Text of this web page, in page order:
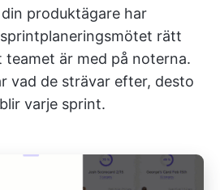
produktägare har
rätt
är med på noterna.
vad de strävar efter, desto
varje sprint.